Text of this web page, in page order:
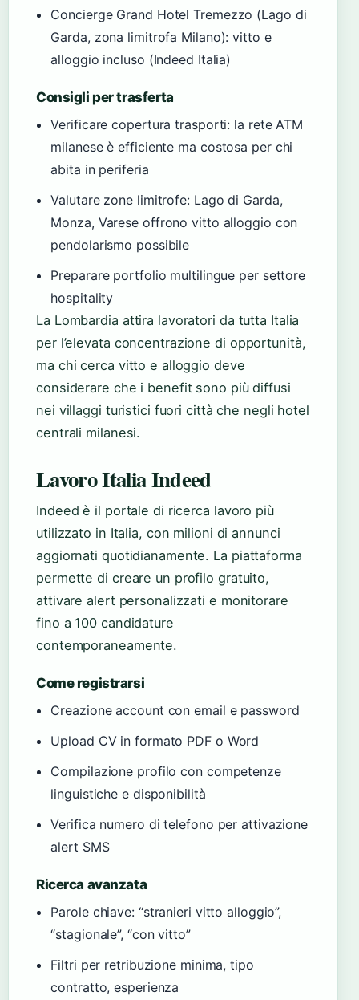
Concierge Grand Hotel Tremezzo (Lago di
Garda, zona limitrofa Milano): vitto e
alloggio incluso (Indeed Italia)
Consigli per trasferta
Verificare copertura trasporti: la rete ATM
milanese è efficiente ma costosa per chi
abita in periferia
Valutare zone limitrofe: Lago di Garda,
Monza, Varese offrono vitto alloggio con
pendolarismo possibile
Preparare portfolio multilingue per settore
hospitality
La Lombardia attira lavoratori da tutta Italia
per l’elevata concentrazione di opportunità,
ma chi cerca vitto e alloggio deve
considerare che i benefit sono più diffusi
nei villaggi turistici fuori città che negli hotel
centrali milanesi.
Lavoro Italia Indeed
Indeed è il portale di ricerca lavoro più
utilizzato in Italia, con milioni di annunci
aggiornati quotidianamente. La piattaforma
permette di creare un profilo gratuito,
attivare alert personalizzati e monitorare
fino a 100 candidature
contemporaneamente.
Come registrarsi
Creazione account con email e password
Upload CV in formato PDF o Word
Compilazione profilo con competenze
linguistiche e disponibilità
Verifica numero di telefono per attivazione
alert SMS
Ricerca avanzata
Parole chiave: “stranieri vitto alloggio”,
“stagionale”, “con vitto”
Filtri per retribuzione minima, tipo
contratto, esperienza